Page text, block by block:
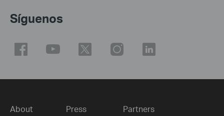
Síguenos
About Press Partners